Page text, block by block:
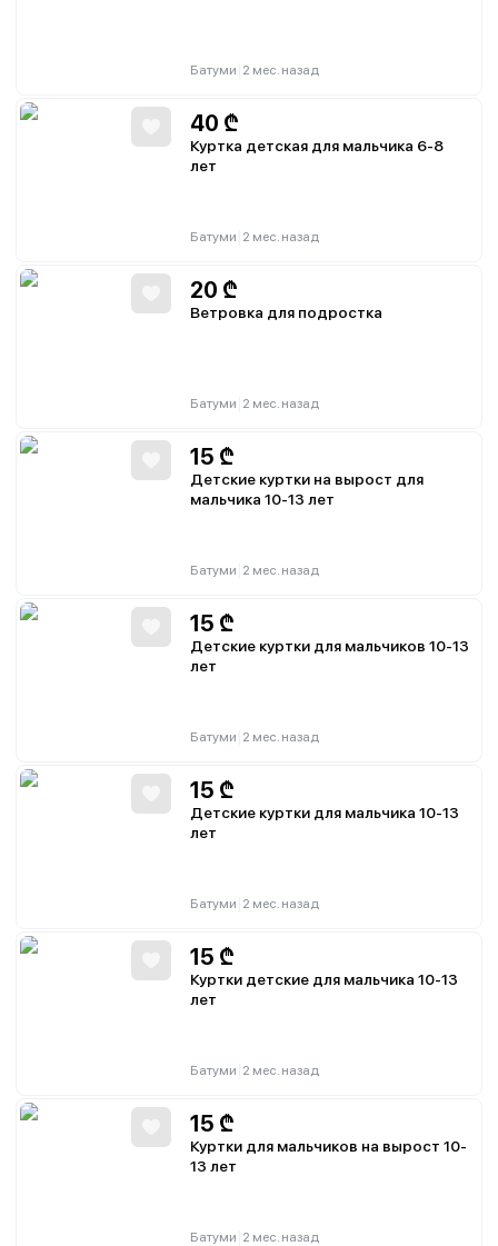
Батуми 2 мес. назад
40 ₾
Куртка детская для мальчика 6-8
лет
Батуми 2 мес. назад
20 ₾
Ветровка для подростка
Батуми 2 мес. назад
15 ₾
Детские куртки на вырост для
мальчика 10-13 лет
Батуми 2 мес. назад
15 ₾
Детские куртки для мальчиков 10-13
лет
Батуми 2 мес. назад
15 ₾
Детские куртки для мальчика 10-13
лет
Батуми 2 мес. назад
15 ₾
Куртки детские для мальчика 10-13
лет
Батуми 2 мес. назад
15 ₾
Куртки для мальчиков на вырост 10-
13 лет
Батуми 2 мес. назад